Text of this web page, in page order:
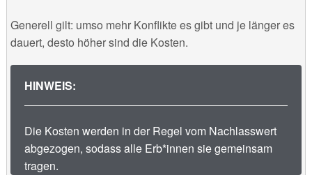
Generell gilt: umso mehr Konflikte es gibt und je länger es
dauert, desto höher sind die Kosten.
HINWEIS:
Die Kosten werden in der Regel vom Nachlasswert
abgezogen, sodass alle Erb*innen sie gemeinsam
tragen.